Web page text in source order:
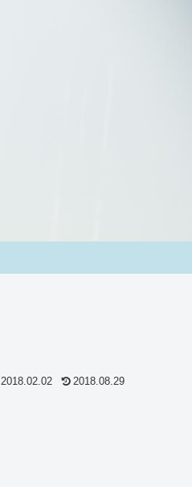
2018.02.02 2018.08.29